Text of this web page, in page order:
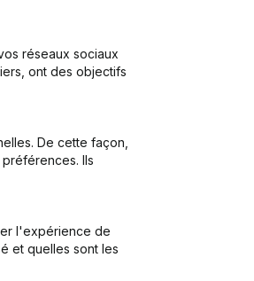
réseaux sociaux
ont des objectifs
De cette façon,
Ils
l'expérience de
et quelles sont les
des comptes annuels